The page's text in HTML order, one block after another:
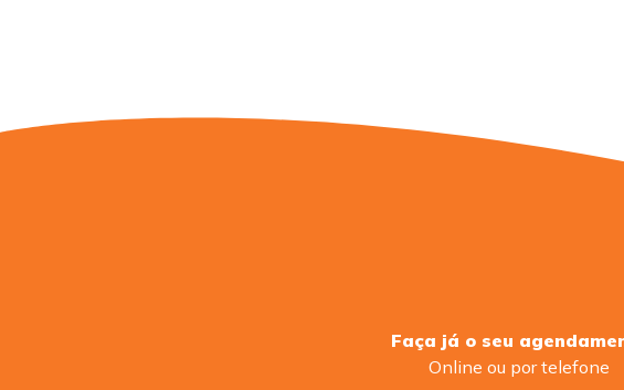
Faça já o seu
Online ou por telefone